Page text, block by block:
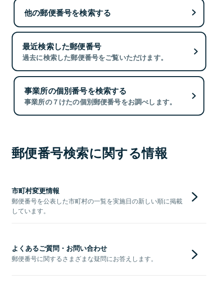
他の郵便番号を検索する
最近検索した郵便番号
過去に検索した郵便番号をご覧いただけます。
事業所の個別番号を検索する
事業所の７けたの個別郵便番号をお調べします。
郵便番号検索に関する情報
市町村変更情報
郵便番号を公表した市町村の一覧を実施日の新しい順に掲載
しています。
よくあるご質問・お問い合わせ
郵便番号に関するさまざまな疑問にお答えします。